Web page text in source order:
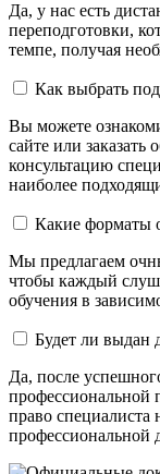
Да, у нас есть
переподготовки,
темпе, получая
Как выбрать
Вы можете
сайте или
консультацию
наиболее
Какие форматы
Мы предлагаем
чтобы каждый
обучения в
Будет ли выдан
Да, после
профессиональной
право специалиста
профессиональной